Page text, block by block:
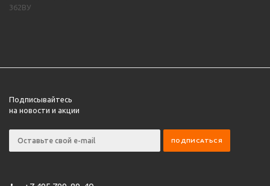
362BУ
Подписывайтесь
на новости и акции